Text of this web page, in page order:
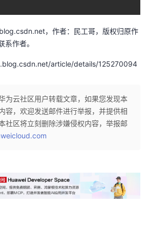
，作者：民工哥，版权归原作
系作者。
article/details/125270094
为云社区用户转载文章，如果您发现本
容，欢迎发送邮件进行举报，并提供相
社区将立刻删除涉嫌侵权内容，举报邮